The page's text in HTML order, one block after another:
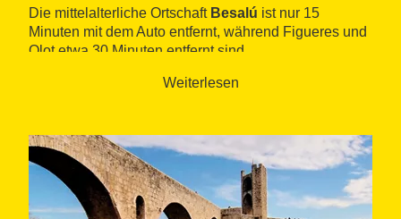
Die mittelalterliche Ortschaft Besalú ist nur 15
Minuten mit dem Auto entfernt, während Figueres und
Olot etwa 30 Minuten entfernt sind.
Weiterlesen